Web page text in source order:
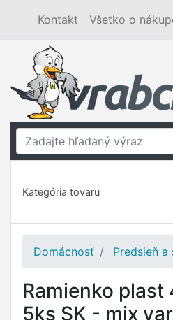
Kontakt Všetko o
Kategória tovaru
Domácnosť Predsieň a
Ramienko plast
5ks SK - mix